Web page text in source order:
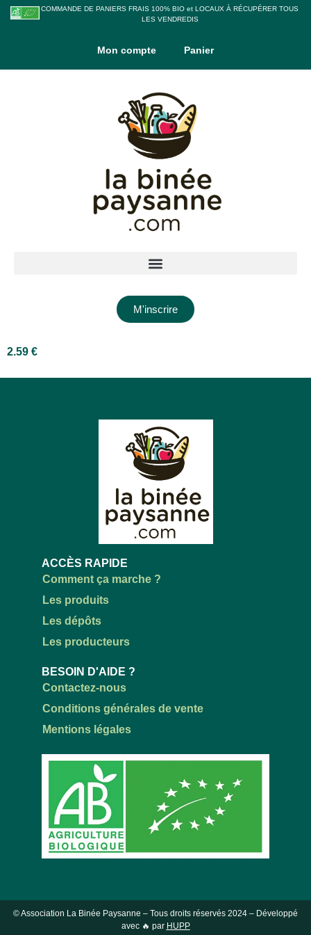
COMMANDE DE PANIERS FRAIS 100% BIO et LOCAUX À RÉCUPÉRER TOUS
LES VENDREDIS
Mon compte Panier
M'inscrire
2.59 €
ACCÈS RAPIDE
Comment ça marche ?
Les produits
Les dépôts
Les producteurs
BESOIN D'AIDE ?
Contactez-nous
Conditions générales de vente
Mentions légales
© Association La Binée Paysanne – Tous droits réservés 2024 – Développé
avec 🔥 par HUPP